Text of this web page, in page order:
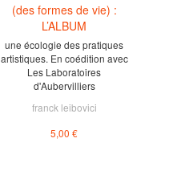
(des formes de vie) :
L’ALBUM
une écologie des pratiques
artistiques. En coédition avec
Les Laboratoires
d'Aubervilliers
franck leibovici
5,00 €